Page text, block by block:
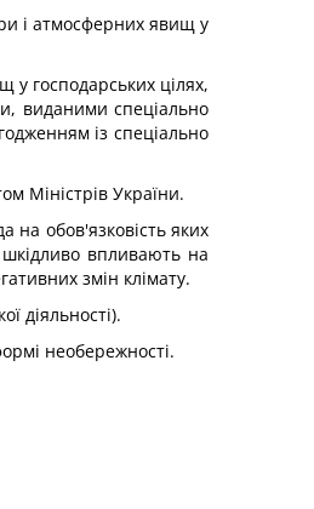
і атмосферних явищ у
у господарських цілях,
виданими спеціально
із спеціально
Міністрів України.
на обов'язковість яких
впливають на
змін клімату.
діяльності).
необережності.